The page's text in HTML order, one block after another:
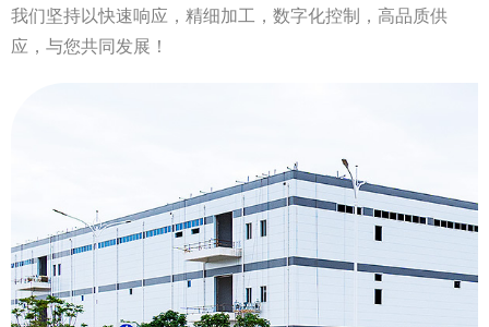
我们坚持以快速响应，精细加工，数字化控制，高品质供
应，与您共同发展！